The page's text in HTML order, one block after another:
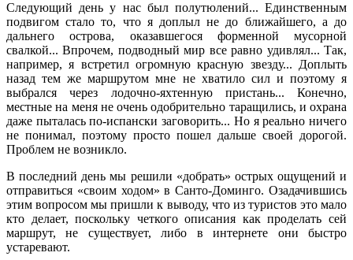
Следующий день у нас был полутюлений... Единственным
подвигом стало то, что я доплыл не до ближайшего, а до
дальнего острова, оказавшегося форменной мусорной
свалкой... Впрочем, подводный мир все равно удивлял... Так,
например, я встретил огромную красную звезду... Доплыть
назад тем же маршрутом мне не хватило сил и поэтому я
выбрался через лодочно-яхтенную пристань... Конечно,
местные на меня не очень одобрительно таращились, и охрана
даже пыталась по-испански заговорить... Но я реально ничего
не понимал, поэтому просто пошел дальше своей дорогой.
Проблем не возникло.
В последний день мы решили «добрать» острых ощущений и
отправиться «своим ходом» в Санто-Доминго. Озадачившись
этим вопросом мы пришли к выводу, что из туристов это мало
кто делает, поскольку четкого описания как проделать сей
маршрут, не существует, либо в интернете они быстро
устаревают.